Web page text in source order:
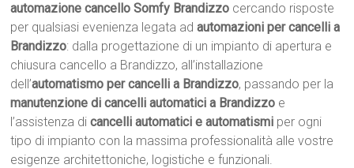
automazione cancello Somfy Brandizzo cercando risposte
per qualsiasi evenienza legata adautomazioni per cancelli a
Brandizzo: dalla progettazione di un impianto di apertura e
chiusura cancello a Brandizzo, all’installazione
dell’automatismo per cancelli a Brandizzo, passando per la
manutenzione di cancelli automatici a Brandizzo e
l’assistenza dicancelli automatici e automatismi per ogni
tipo di impianto con la massima professionalità alle vostre
esigenze architettoniche, logistiche e funzionali.